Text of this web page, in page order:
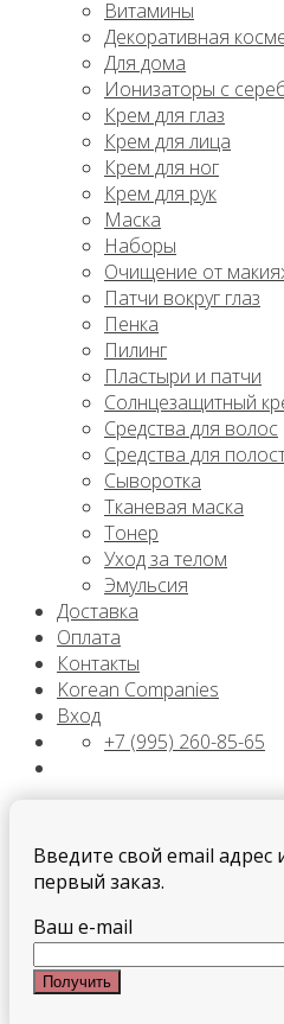
Витамины
Декоративная
Для дома
Ионизаторы с
Крем для глаз
Крем для лица
Крем для ног
Крем для рук
Маска
Наборы
Очищение от
Патчи вокруг глаз
Пенка
Пилинг
Пластыри и патчи
Солнцезащитный
Средства для волос
Средства для
Сыворотка
Тканевая маска
Тонер
Уход за телом
Эмульсия
Доставка
Оплата
Контакты
Korean Companies
Вход
+7 (995) 260-85-65
Введите свой email адрес
первый заказ.
Ваш e-mail